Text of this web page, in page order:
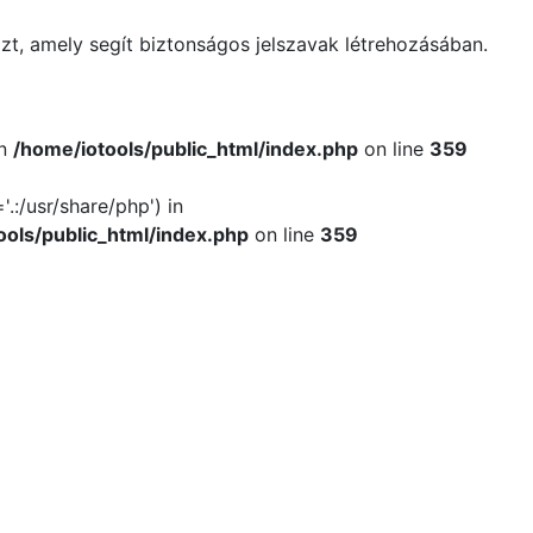
amely segít biztonságos jelszavak létrehozásában.
/home/iotools/public_html/index.php on line 359
usr/share/php') in
public_html/index.php on line 359